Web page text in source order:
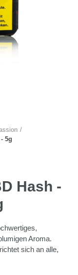
5g
Hash -
Aroma.
sich an alle,